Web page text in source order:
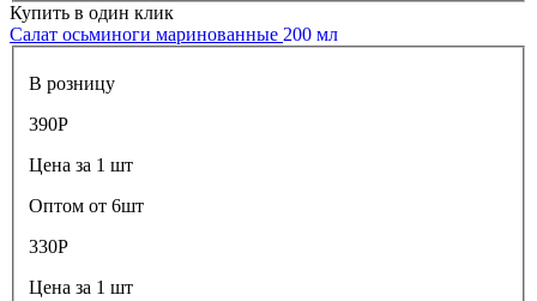
Купить в один клик
Салат осьминоги маринованные 200 мл
В розницу
390Р
Цена за 1 шт
Оптом от 6шт
330Р
Цена за 1 шт